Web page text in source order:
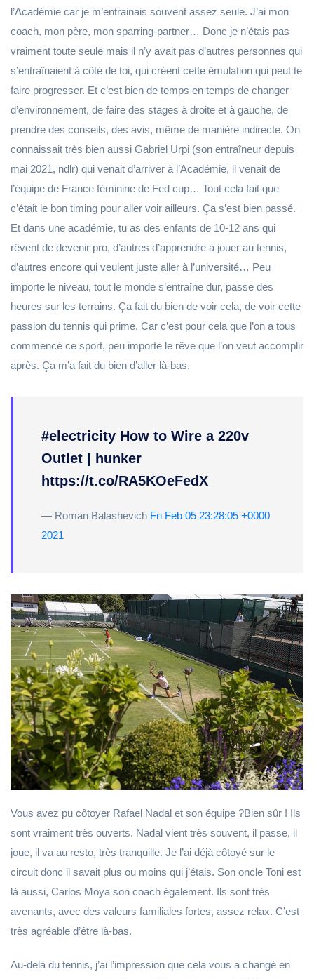
l’Académie car je m’entrainais souvent assez seule. J’ai mon
coach, mon père, mon sparring-partner… Donc je n’étais pas
vraiment toute seule mais il n’y avait pas d’autres personnes qui
s’entraînaient à côté de toi, qui créent cette émulation qui peut te
faire progresser. Et c’est bien de temps en temps de changer
d’environnement, de faire des stages à droite et à gauche, de
prendre des conseils, des avis, même de manière indirecte. On
connaissait très bien aussi Gabriel Urpi (son entraîneur depuis
mai 2021, ndlr) qui venait d’arriver à l’Académie, il venait de
l’équipe de France féminine de Fed cup… Tout cela fait que
c’était le bon timing pour aller voir ailleurs. Ça s’est bien passé.
Et dans une académie, tu as des enfants de 10-12 ans qui
rêvent de devenir pro, d’autres d’apprendre à jouer au tennis,
d’autres encore qui veulent juste aller à l’université… Peu
importe le niveau, tout le monde s’entraîne dur, passe des
heures sur les terrains. Ça fait du bien de voir cela, de voir cette
passion du tennis qui prime. Car c’est pour cela que l’on a tous
commencé ce sport, peu importe le rêve que l’on veut accomplir
après. Ça m’a fait du bien d’aller là-bas.
#electricity How to Wire a 220v
Outlet | hunker
https://t.co/RA5KOeFedX
— Roman Balashevich Fri Feb 05 23:28:05 +0000
2021
Vous avez pu côtoyer Rafael Nadal et son équipe ?Bien sûr ! Ils
sont vraiment très ouverts. Nadal vient très souvent, il passe, il
joue, il va au resto, très tranquille. Je l’ai déjà côtoyé sur le
circuit donc il savait plus ou moins qui j’étais. Son oncle Toni est
là aussi, Carlos Moya son coach également. Ils sont très
avenants, avec des valeurs familiales fortes, assez relax. C’est
très agréable d’être là-bas.
Au-delà du tennis, j’ai l’impression que cela vous a changé en